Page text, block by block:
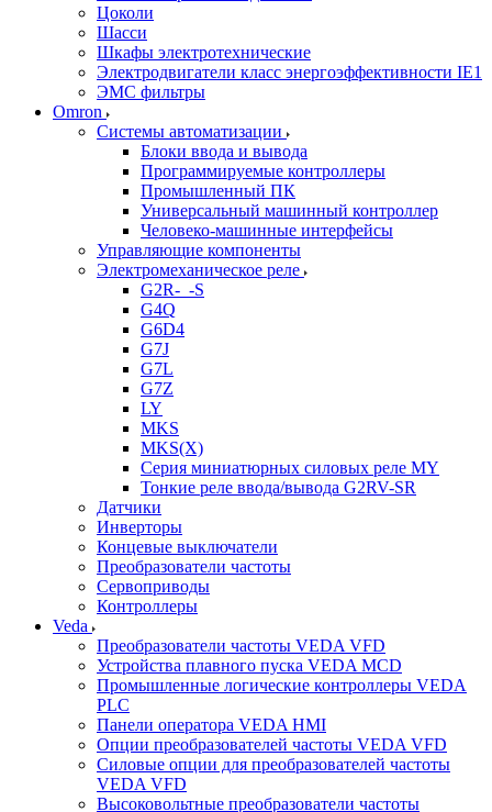
Цоколи
Шасси
Шкафы электротехнические
Электродвигатели класс энергоэффективности IE1
ЭМС фильтры
Omron
Системы автоматизации
Блоки ввода и вывода
Программируемые контроллеры
Промышленный ПК
Универсальный машинный контроллер
Человеко-машинные интерфейсы
Управляющие компоненты
Электромеханическое реле
G2R-_-S
G4Q
G6D4
G7J
G7L
G7Z
LY
MKS
MKS(X)
Серия миниатюрных силовых реле MY
Тонкие реле ввода/вывода G2RV-SR
Датчики
Инверторы
Концевые выключатели
Преобразователи частоты
Сервоприводы
Контроллеры
Veda
Преобразователи частоты VEDA VFD
Устройства плавного пуска VEDA MCD
Промышленные логические контроллеры VEDA
PLC
Панели оператора VEDA HMI
Опции преобразователей частоты VEDA VFD
Силовые опции для преобразователей частоты
VEDA VFD
Высоковольтные преобразователи частоты